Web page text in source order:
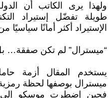
ولهذا يرى الكاتب أن
طويلة تفضّل إستيراد
الإستيراد أكثر أمانًا
“ميسترال” لم تكن صفقة… بل
يستخدم المقال أزمة
ميسترال بوصفها لحظة
فحين إضطرت موسكو إلى